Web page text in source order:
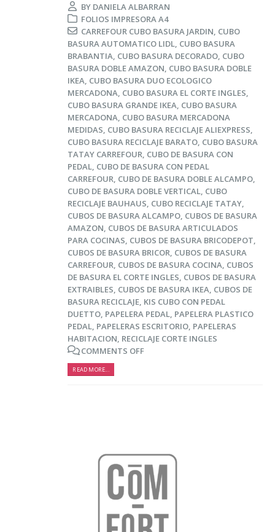
BY DANIELA ALBARRAN
FOLIOS IMPRESORA A4
CARREFOUR CUBO BASURA JARDIN, CUBO
BASURA AUTOMATICO LIDL, CUBO BASURA
BRABANTIA, CUBO BASURA DECORADO, CUBO
BASURA DOBLE AMAZON, CUBO BASURA DOBLE
IKEA, CUBO BASURA DUO ECOLOGICO
MERCADONA, CUBO BASURA EL CORTE INGLES,
CUBO BASURA GRANDE IKEA, CUBO BASURA
MERCADONA, CUBO BASURA MERCADONA
MEDIDAS, CUBO BASURA RECICLAJE ALIEXPRESS,
CUBO BASURA RECICLAJE BARATO, CUBO BASURA
TATAY CARREFOUR, CUBO DE BASURA CON
PEDAL, CUBO DE BASURA CON PEDAL
CARREFOUR, CUBO DE BASURA DOBLE ALCAMPO,
CUBO DE BASURA DOBLE VERTICAL, CUBO
RECICLAJE BAUHAUS, CUBO RECICLAJE TATAY,
CUBOS DE BASURA ALCAMPO, CUBOS DE BASURA
AMAZON, CUBOS DE BASURA ARTICULADOS
PARA COCINAS, CUBOS DE BASURA BRICODEPOT,
CUBOS DE BASURA BRICOR, CUBOS DE BASURA
CARREFOUR, CUBOS DE BASURA COCINA, CUBOS
DE BASURA EL CORTE INGLES, CUBOS DE BASURA
EXTRAIBLES, CUBOS DE BASURA IKEA, CUBOS DE
BASURA RECICLAJE, KIS CUBO CON PEDAL
DUETTO, PAPELERA PEDAL, PAPELERA PLASTICO
PEDAL, PAPELERAS ESCRITORIO, PAPELERAS
HABITACION, RECICLAJE CORTE INGLES
COMMENTS OFF
READ MORE...
5 razones de peso por
las que merece la
pena reciclar
Claves para el
de los pies en
16 agosto, 2021
Ser más ecológica,
cosas que puedes
hacer para lograrlo
16 agosto, 2021